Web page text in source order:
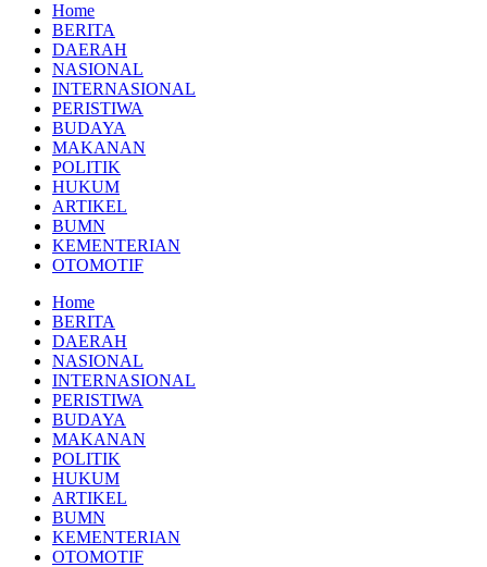
Home
BERITA
DAERAH
NASIONAL
INTERNASIONAL
PERISTIWA
BUDAYA
MAKANAN
POLITIK
HUKUM
ARTIKEL
BUMN
KEMENTERIAN
OTOMOTIF
Home
BERITA
DAERAH
NASIONAL
INTERNASIONAL
PERISTIWA
BUDAYA
MAKANAN
POLITIK
HUKUM
ARTIKEL
BUMN
KEMENTERIAN
OTOMOTIF